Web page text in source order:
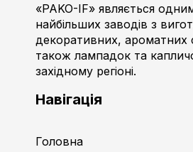
«PAKO-IF» являється
найбільших заводів з
декоративних, ароматних
також лампадок та
західному регіоні.
Навігація
Головна